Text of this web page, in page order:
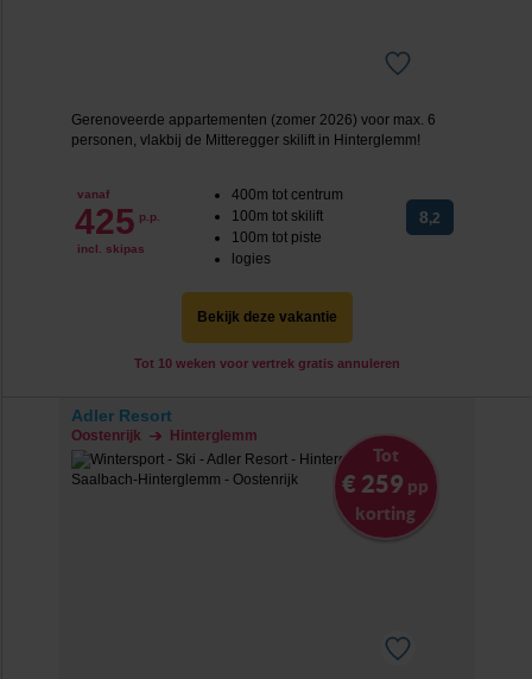
Gerenoveerde appartementen (zomer 2026) voor max. 6
personen, vlakbij de Mitteregger skilift in Hinterglemm!
vanaf
425 p.p.
incl. skipas
400m tot centrum
100m tot skilift
100m tot piste
logies
8,2
Bekijk deze vakantie
Tot 10 weken voor vertrek gratis annuleren
Adler Resort
Oostenrijk Hinterglemm
Tot
€ 259 pp
korting